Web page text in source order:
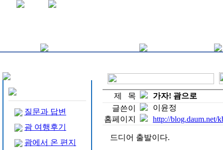
질문과 답변
괌 여행후기
괌에서 온 편지
제 목
가자! 괌으로
글쓴이
이윤정
홈페이지
http://blog.daum.net/
드디어 출발이다.